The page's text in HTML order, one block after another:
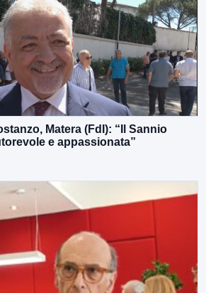
Matera (FdI): “Il Sannio
e appassionata”